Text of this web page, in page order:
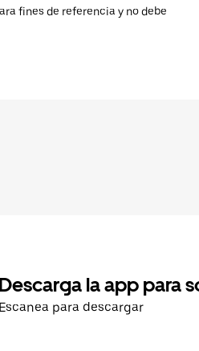
fines de referencia y no debe
Descarga la app para
Escanea para descargar